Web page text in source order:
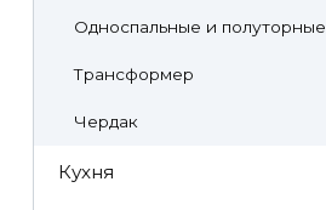
Односпальные и полуторные
Трансформер
Чердак
Кухня